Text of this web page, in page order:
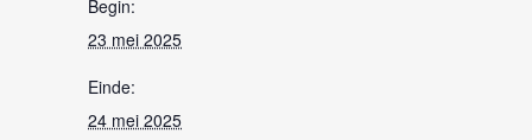
Begin:
23 mei 2025
Einde:
24 mei 2025